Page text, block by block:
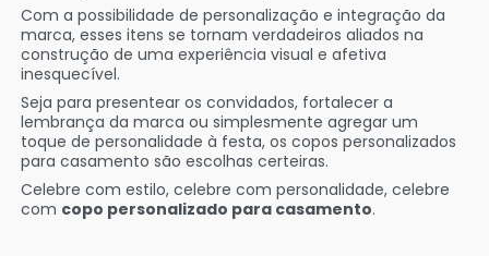
Com a possibilidade de personalização e integração da
marca, esses itens se tornam verdadeiros aliados na
construção de uma experiência visual e afetiva
inesquecível.
Seja para presentear os convidados, fortalecer a
lembrança da marca ou simplesmente agregar um
toque de personalidade à festa, os copos personalizados
para casamento são escolhas certeiras.
Celebre com estilo, celebre com personalidade, celebre
com copo personalizado para casamento.